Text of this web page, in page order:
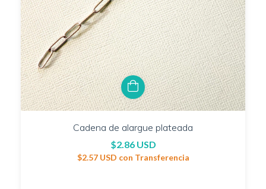
Cadena de alargue plateada
$2.86 USD
$2.57 USD con Transferencia